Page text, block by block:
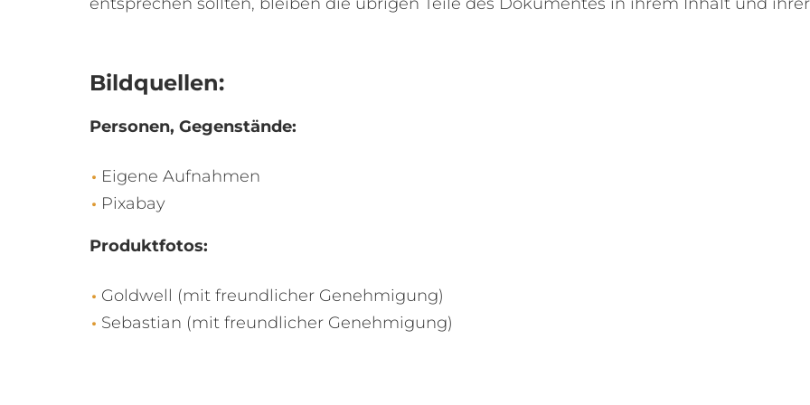
Bildquellen:
Personen, Gegenstände:
Eigene Aufnahmen
Pixabay
Produktfotos:
Goldwell (mit freundlicher Genehmigung)
Sebastian (mit freundlicher Genehmigung)